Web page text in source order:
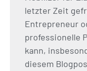
letzter Zeit
Entrepreneur
professionelle
kann,
diesem